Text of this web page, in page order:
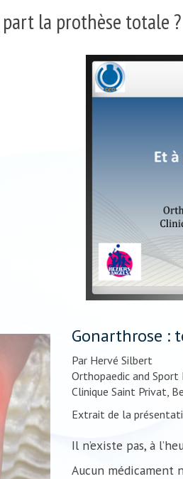
part la prothèse totale ?
Gonarthrose :
Par Hervé Silbert
Orthopaedic and
Clinique Saint Privat,
Extrait de la
Il n’existe pas, à
Aucun médicament